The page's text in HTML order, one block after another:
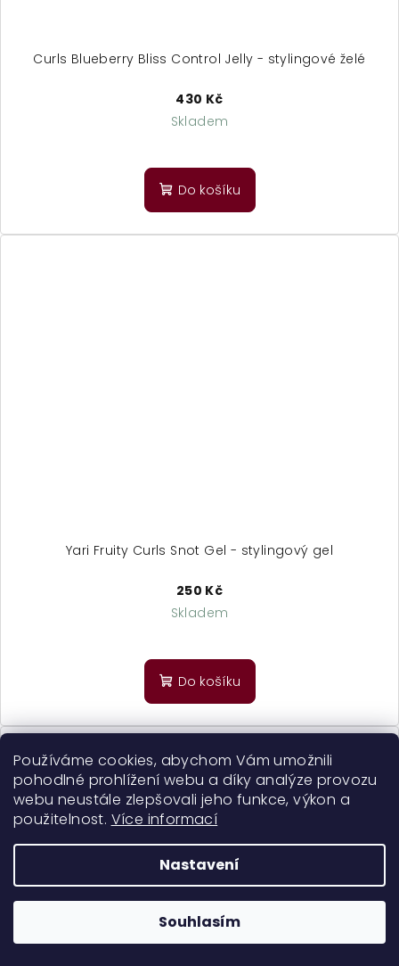
Používáme cookies, abychom Vám umožnili
pohodlné prohlížení webu a díky analýze provozu
webu neustále zlepšovali jeho funkce, výkon a
použitelnost. Více informací
Nastavení
Souhlasím
Curls Blueberry Bliss Control Jelly - stylingové želé
430 Kč
Skladem
Do košíku
Yari Fruity Curls Snot Gel - stylingový gel
250 Kč
Skladem
hodnocení
produktu
z
hvězdiček.
Do košíku